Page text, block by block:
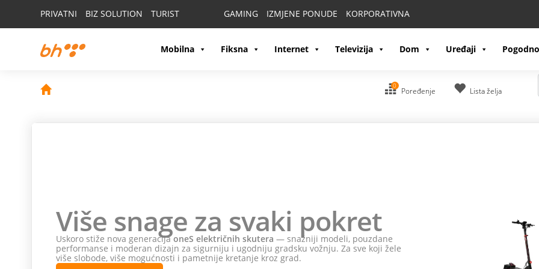
PRIVATNI BIZ SOLUTION TURIST GAMING IZMJENE PONUDE KORPORATIVNA
Mobilna Fiksna Internet Televizija Dom Uređaji
0
Poređenje Lista želja
Više snage za svaki pokret
Uskoro stiže nova generacijaoneS električnih skutera — snažniji modeli, pouzdane
performanse i moderan dizajn za sigurniju i ugodniju gradsku vožnju. Za sve koji žele
više slobode, više mogućnosti i pametnije kretanje kroz grad.